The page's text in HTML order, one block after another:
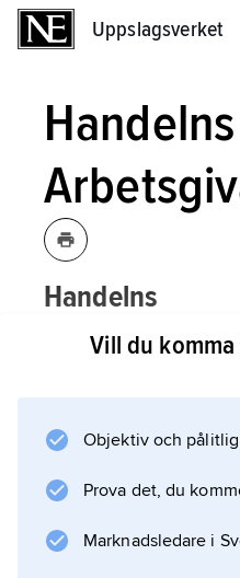
Uppslagsverket
Handelns
Handelns
Vill du
Objektiv och
Prova det, du
Marknadsledare i